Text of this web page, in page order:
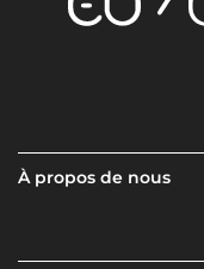
À propos de nous